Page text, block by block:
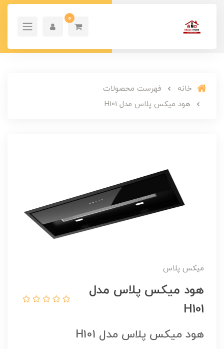
0
خانه
فهرست محصولات
هود میکس پلاس مدل H101
میکس پلاس
هود میکس پلاس مدل
H101
هود میکس پلاس مدل H101